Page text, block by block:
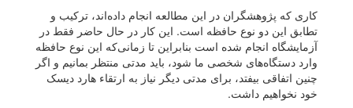
کاری که پژوهشگران در این مطالعه انجام داده‌اند، ترکیب و
تطابق این دو نوع حافظه است. این کار در حال حاضر فقط در
آزمایشگاه انجام شده است بنابراین تا زمانی‌که این نوع حافظه
وارد دستگاه‌های شخصی ما شود، باید مدتی منتظر بمانیم و اگر
چنین اتفاقی بیفتد، برای مدتی دیگر نیاز به ارتقاء هارد دیسک
خود نخواهیم داشت.